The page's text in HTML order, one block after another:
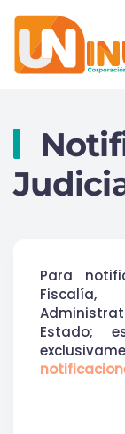
Skip to main
Para
Fiscalía,
Estado;